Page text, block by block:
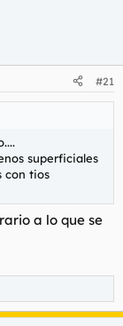
#21
superficiales
con tios
a lo que se